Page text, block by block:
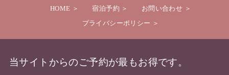
HOME 宿泊予約 お問い合わせ
プライバシーポリシー
当サイトからのご予約が最もお得です。